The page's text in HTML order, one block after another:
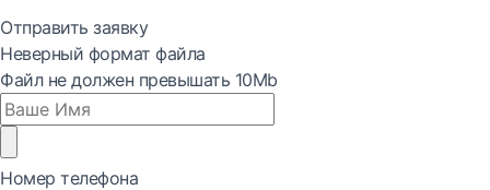
Отправить заявку
Неверный формат файла
Файл не должен превышать 10Mb
Номер телефона